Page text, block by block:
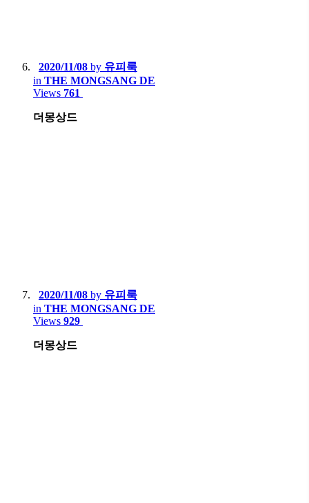
2020/11/08 by 유피룩
in THE MONGSANG DE
Views 761
더몽상드
2020/11/08 by 유피룩
in THE MONGSANG DE
Views 929
더몽상드